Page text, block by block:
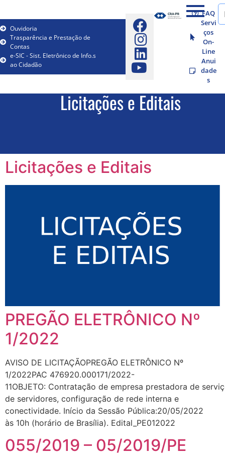
Ouvidoria
Trasparência e Prestação de
Contas
e-SIC - Sist. Eletrônico de Info.s
ao Cidadão
FAQ
Servi
ços
On-
Line
Anui
dade
s
Licitações e Editais
Licitações e Editais
PREGÃO ELETRÔNICO Nº
1/2022
AVISO DE LICITAÇÃOPREGÃO ELETRÔNICO Nº
1/2022PAC 476920.000171/2022-
11OBJETO: Contratação de empresa prestadora de
de servidores, configuração de rede interna e
conectividade. Início da Sessão Pública:20/05/2022
às 10h (horário de Brasília). Edital_PE012022
055/2019 – 05/2019/PE